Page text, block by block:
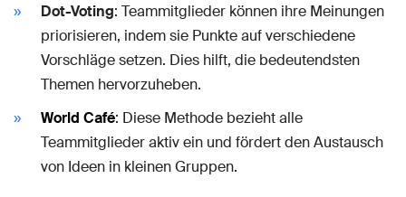
Dot-Voting: Teammitglieder können ihre Meinungen
priorisieren, indem sie Punkte auf verschiedene
Vorschläge setzen. Dies hilft, die bedeutendsten
Themen hervorzuheben.
World Café: Diese Methode bezieht alle
Teammitglieder aktiv ein und fördert den Austausch
von Ideen in kleinen Gruppen.